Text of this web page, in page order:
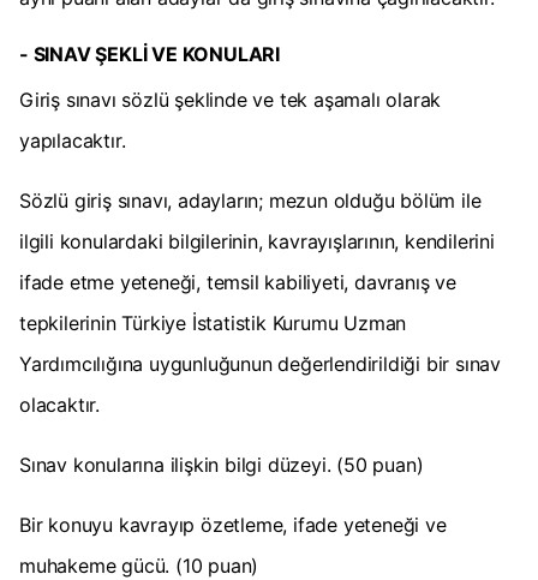
- SINAV ŞEKLİ VE KONULARI
Giriş sınavı sözlü şeklinde ve tek aşamalı olarak
yapılacaktır.
Sözlü giriş sınavı, adayların; mezun olduğu bölüm ile
ilgili konulardaki bilgilerinin, kavrayışlarının, kendilerini
ifade etme yeteneği, temsil kabiliyeti, davranış ve
tepkilerinin Türkiye İstatistik Kurumu Uzman
Yardımcılığına uygunluğunun değerlendirildiği bir sınav
olacaktır.
Sınav konularına ilişkin bilgi düzeyi. (50 puan)
Bir konuyu kavrayıp özetleme, ifade yeteneği ve
muhakeme gücü. (10 puan)